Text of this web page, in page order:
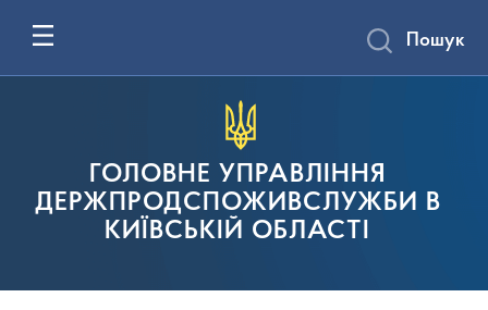
ГОЛОВНЕ УПРАВЛІННЯ
ДЕРЖПРОДСПОЖИВСЛУЖБИ В
КИЇВСЬКІЙ ОБЛАСТІ
Пошук